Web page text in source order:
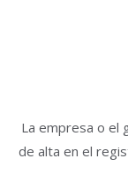
La empresa o el
de alta en el